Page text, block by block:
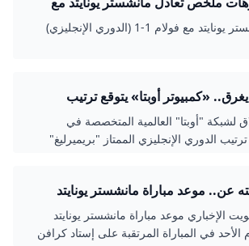
فولام 1-1 (الدوري الإنجليزي)
«كمبيوتر أوبتا» يتوقع ترتيب
لشبكة "أوبتا" العالمية المتخصصة في
الدوري الإنجليزي الممتاز "بريميرليغ"
عن.. موعد مباراة مانشستر يونايتد
الدوري الإنجليزي - الكويت الإخباري
الإخباري موعد مباراة مانشستر يونايتد
الأحد في المباراة المرتقبة على إستاد كرافن